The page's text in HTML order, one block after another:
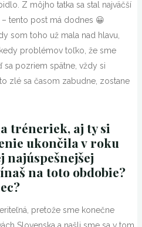
Z môjho tatka sa stal najväčší
tento post má dodnes 😀
som toho už mala nad hlavu,
problémov toľko, že sme
sa pozriem spätne, vždy si
zlé sa časom zabudne, zostane
tréneriek, aj ty si
ukončila v roku
najúspešnejšej
na toto obdobie?
pretože sme konečne
Slovenska a našli sme sa v tom,